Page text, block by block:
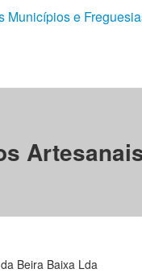
Municípios e
Beira Baixa Lda